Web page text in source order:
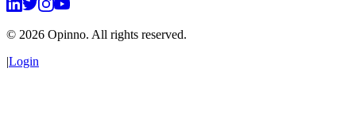
© 2026 Opinno. All rights reserved.
|Login